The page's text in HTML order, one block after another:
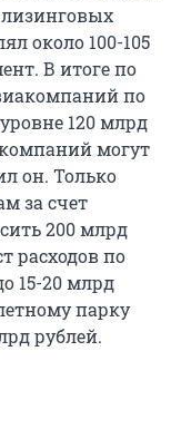
лизинговых
около 100-105
В итоге по
по
120 млрд
могут
он. Только
за счет
200 млрд
расходов по
15-20 млрд
парку
рублей.